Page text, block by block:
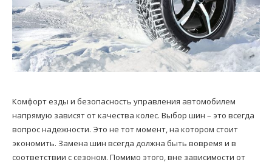
Комфорт езды и безопасность управления автомобилем
напрямую зависят от качества колес. Выбор шин – это всегда
вопрос надежности. Это не тот момент, на котором стоит
экономить. Замена шин всегда должна быть вовремя и в
соответствии с сезоном. Помимо этого, вне зависимости от